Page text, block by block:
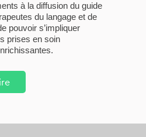
à la diffusion du guide
du langage et de
pouvoir s’impliquer
prises en soin